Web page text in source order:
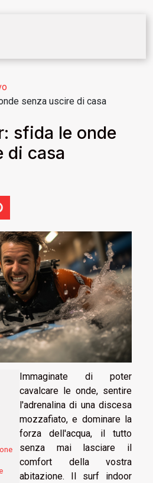
senza uscire di casa
sfida le onde
di casa
Immaginate di poter
cavalcare le onde, sentire
l'adrenalina di una discesa
mozzafiato, e dominare la
forza dell'acqua, il tutto
senza mai lasciare il
comfort della vostra
abitazione. Il surf indoor